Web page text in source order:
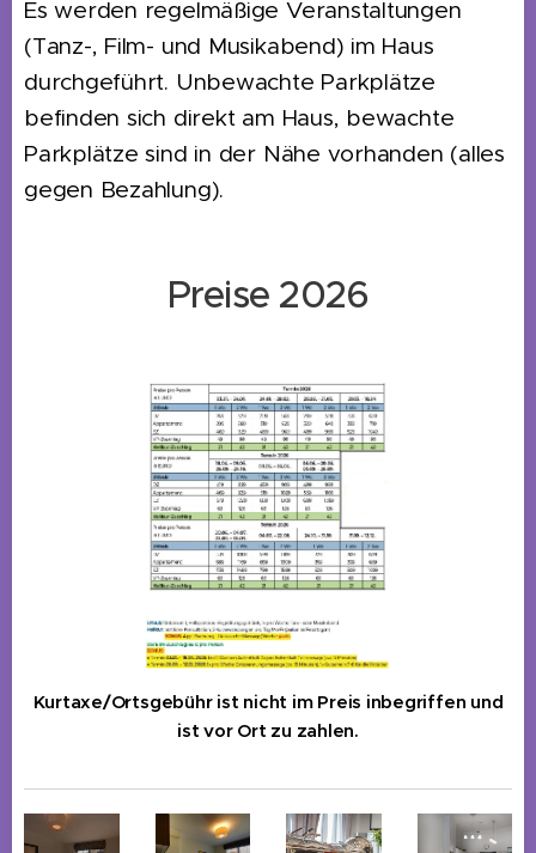
Es werden regelmäßige Veranstaltungen
(Tanz-, Film- und Musikabend) im Haus
durchgeführt. Unbewachte Parkplätze
befinden sich direkt am Haus, bewachte
Parkplätze sind in der Nähe vorhanden (alles
gegen Bezahlung).
Preise 2026
Kurtaxe/Ortsgebühr ist nicht im Preis inbegriffen und
ist vor Ort zu zahlen.